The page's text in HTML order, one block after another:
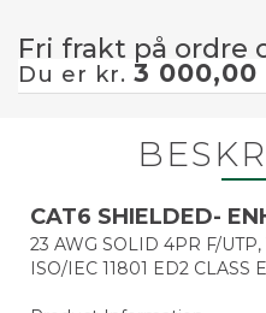
Fri frakt på ordre
Du er kr. 3 000,00
CAT6 SHIELDED-
23 AWG SOLID 4PR F/
ISO/IEC 11801 ED2 CLASS